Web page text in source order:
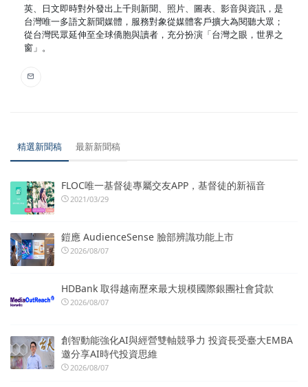
英、日文即時對外發出上千則新聞、照片、圖表、影音與資訊，是
台灣唯一多語文新聞媒體，服務對象從媒體客戶擴大為閱聽大眾；
從台灣民眾延伸至全球僑胞與讀者，充分扮演「台灣之眼，世界之
窗」。
精選新聞稿 最新新聞稿
FLOC唯一基督徒專屬交友APP，基督徒的新福音
2021/03/29
鎧應 AudienceSense 臉部辨識功能上市
2026/08/07
HDBank 取得越南歷來最大規模國際銀團社會貸款
2026/08/07
創智動能強化AI與經營雙軸競爭力 投資長受臺大EMBA
邀分享AI時代投資思維
2026/08/07